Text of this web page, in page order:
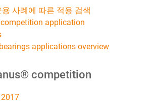
사례에 따른 적용 검색
application
applications overview
competition